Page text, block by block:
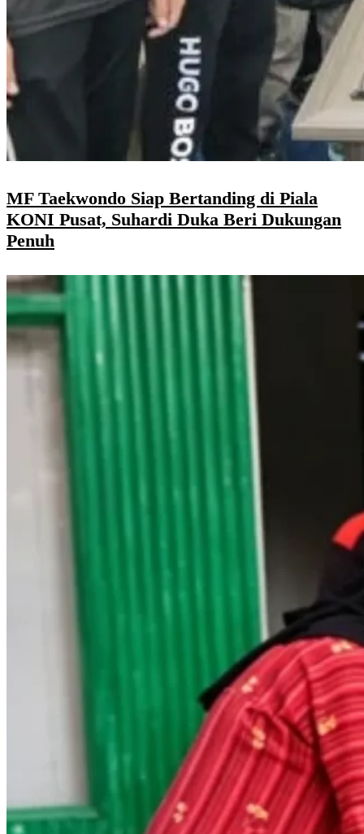
MF Taekwondo Siap Bertanding di Piala
KONI Pusat, Suhardi Duka Beri Dukungan
Penuh